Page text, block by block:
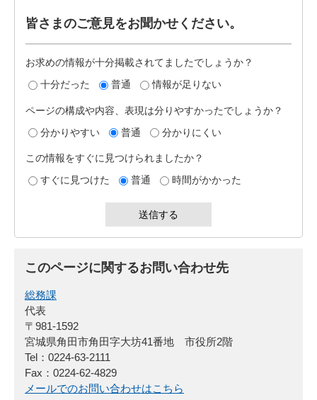
皆さまのご意見をお聞かせください。
お求めの情報が十分掲載されてましたでしょうか？
十分だった
普通 情報が足りない
ページの構成や内容、表現は分りやすかったでしょうか？
分かりやすい
普通 分かりにくい
この情報をすぐに見つけられましたか？
すぐに見つけた
普通 時間がかかった
このページに関するお問い合わせ先
総務課
代表
〒981-1592
宮城県角田市角田字大坊41番地 市役所2階
Tel：0224-63-2111
Fax：0224-62-4829
メールでのお問い合わせはこちら